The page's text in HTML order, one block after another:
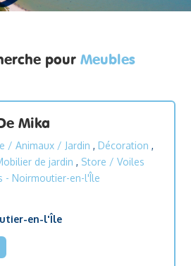
pourMeubles
Mika
/ Animaux / Jardin ,Décoration ,
de jardin , Store / Voiles
- Noirmoutier-en-l'Île
en-l'Île